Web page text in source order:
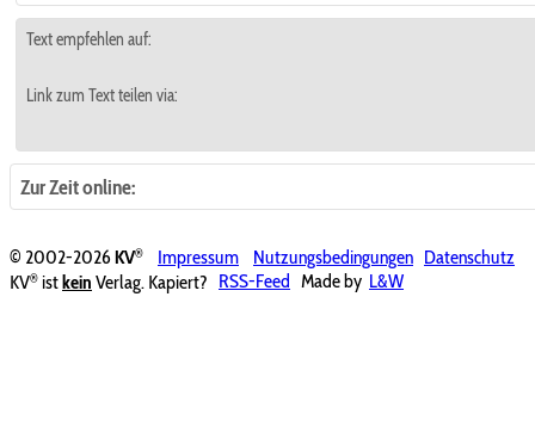
Text empfehlen auf:
Link zum Text teilen via:
Zur Zeit online:
© 2002-2026KV® Impressum Nutzungsbedingungen Datenschutz
KV® istkein Verlag. Kapiert? RSS-Feed Made by L&W